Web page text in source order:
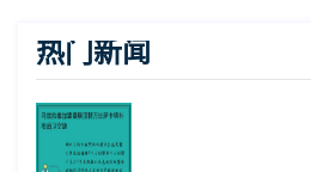
热门新闻